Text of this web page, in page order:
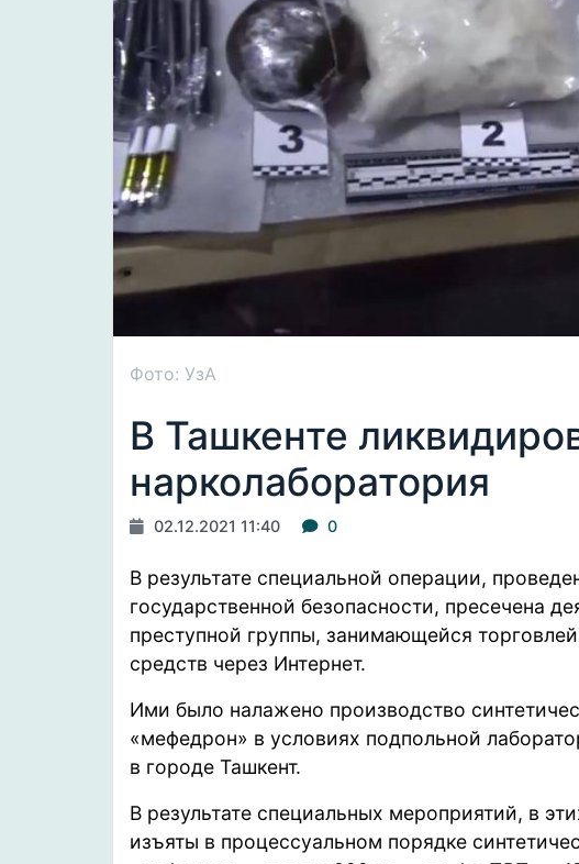
Фото: УзА
В Ташкенте
нарколаборатория
02.12.2021 11:40 0
В результате специальной операции,
государственной безопасности, пресечена
преступной группы, занимающейся
средств через Интернет.
Ими было налажено производство
«мефедрон» в условиях подпольной
в городе Ташкент.
В результате специальных мероприятий, в
изъяты в процессуальном порядке